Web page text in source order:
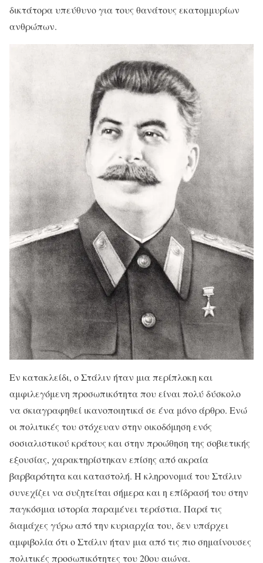
δικτάτορα υπεύθυνο για τους θανάτους εκατομμυρίων
ανθρώπων.
Εν κατακλείδι, ο Στάλιν ήταν μια περίπλοκη και
αμφιλεγόμενη προσωπικότητα που είναι πολύ δύσκολο
να σκιαγραφηθεί ικανοποιητικά σε ένα μόνο άρθρο. Ενώ
οι πολιτικές του στόχευαν στην οικοδόμηση ενός
σοσιαλιστικού κράτους και στην προώθηση της σοβιετικής
εξουσίας, χαρακτηρίστηκαν επίσης από ακραία
βαρβαρότητα και καταστολή. Η κληρονομιά του Στάλιν
συνεχίζει να συζητείται σήμερα και η επίδρασή του στην
παγκόσμια ιστορία παραμένει τεράστια. Παρά τις
διαμάχες γύρω από την κυριαρχία του, δεν υπάρχει
αμφιβολία ότι ο Στάλιν ήταν μια από τις πιο σημαίνουσες
πολιτικές προσωπικότητες του 20ου αιώνα.